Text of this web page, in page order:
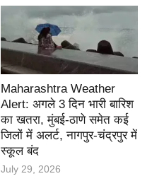
Maharashtra Weather
Alert: अगले 3 दिन भारी बारिश
का खतरा, मुंबई-ठाणे समेत कई
जिलों में अलर्ट, नागपुर-चंद्रपुर में
स्कूल बंद
July 29, 2026